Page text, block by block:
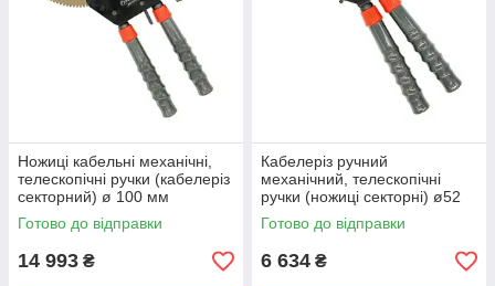
Ножиці кабельні механічні,
телескопічні ручки (кабелеріз
секторний) ø 100 мм
СТАНДАРТ JRCT0100
Готово до відправки
14 993 ₴
Кабелеріз ручний
механічний, телескопічні
ручки (ножиці секторні) ø52
мм СТАНДАРТ JRCT0055
Готово до відправки
6 634 ₴